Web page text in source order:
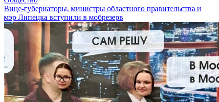
Вице-губернаторы, министры областного правительства и
мэр Липецка вступили в мобрезерв